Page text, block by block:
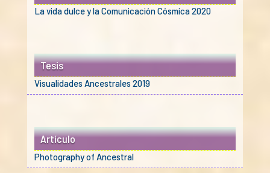
La vida dulce y la Comunicación Cósmica 2020
Tesis
Visualidades Ancestrales 2019
Artículo
Photography of Ancestral